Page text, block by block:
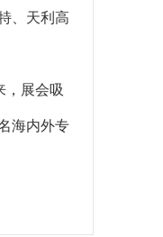
、天利高
，展会吸
海内外专